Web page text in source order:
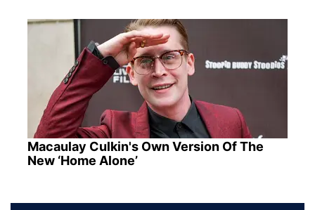
Macaulay Culkin's Own Version Of The
New ‘Home Alone’